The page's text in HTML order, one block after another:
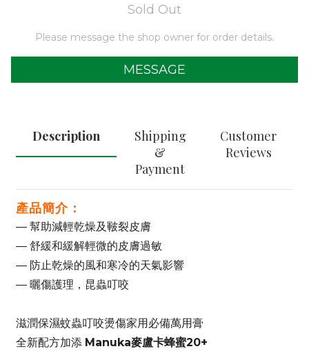
Sold Out
Please message the shop owner for order details.
MESSAGE
Description
Shipping
&
Payment
Customer
Reviews
產品簡介：
— 幫助減輕乾燥及皸裂皮膚
— 舒緩和緩解輕微的皮膚過敏
— 防止乾燥的風和寒冷的天氣影響
— 曬傷護理，昆蟲叮咬
滋潤保濕蚊蟲叮咬燙傷家用必備萬用膏
全新配方加添 Manuka麥盧卡蜂蜜20+